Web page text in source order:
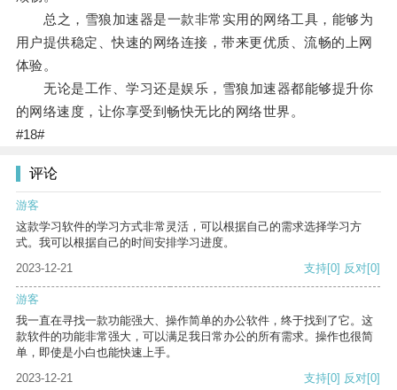
总之，雪狼加速器是一款非常实用的网络工具，能够为
用户提供稳定、快速的网络连接，带来更优质、流畅的上网
体验。
无论是工作、学习还是娱乐，雪狼加速器都能够提升你
的网络速度，让你享受到畅快无比的网络世界。
#18#
评论
游客
这款学习软件的学习方式非常灵活，可以根据自己的需求选择学习方
式。我可以根据自己的时间安排学习进度。
2023-12-21
支持[0] 反对[0]
游客
我一直在寻找一款功能强大、操作简单的办公软件，终于找到了它。这
款软件的功能非常强大，可以满足我日常办公的所有需求。操作也很简
单，即使是小白也能快速上手。
2023-12-21
支持[0] 反对[0]